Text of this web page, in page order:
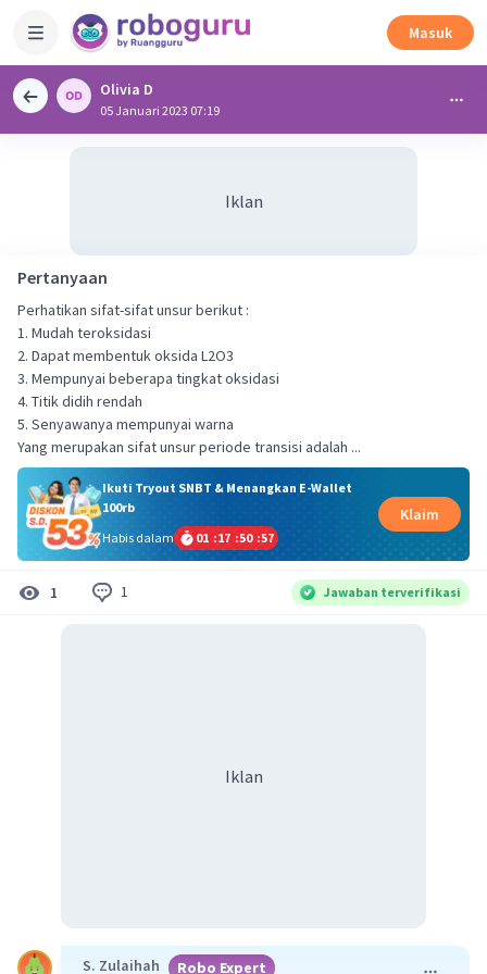
Masuk
Olivia D
05 Januari 2023 07:19
Iklan
Pertanyaan
Perhatikan sifat-sifat unsur berikut :
1. Mudah teroksidasi
2. Dapat membentuk oksida L2O3
3. Mempunyai beberapa tingkat oksidasi
4. Titik didih rendah
5. Senyawanya mempunyai warna
Yang merupakan sifat unsur periode transisi adalah ...
Ikuti Tryout SNBT & Menangkan E-Wallet
100rb
Habis dalam
01 :17 :50 :56
Klaim
1 1 Jawaban terverifikasi
Iklan
S. Zulaihah Robo Expert